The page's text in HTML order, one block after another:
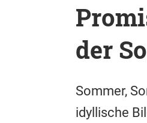
der
Sommer,
idyllische